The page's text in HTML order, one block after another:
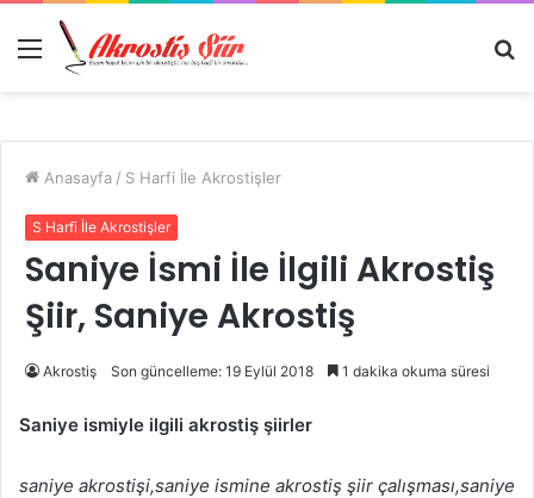
Menü
Anasayfa / S Harfi İle Akrostişler
S Harfi İle Akrostişler
Saniye İsmi İle İlgili Akrostiş
Şiir, Saniye Akrostiş
Akrostiş Son güncelleme: 19 Eylül 2018 1 dakika okuma süresi
Saniye ismiyle ilgili akrostiş şiirler
saniye akrostişi,saniye ismine akrostiş şiir çalışması,saniye